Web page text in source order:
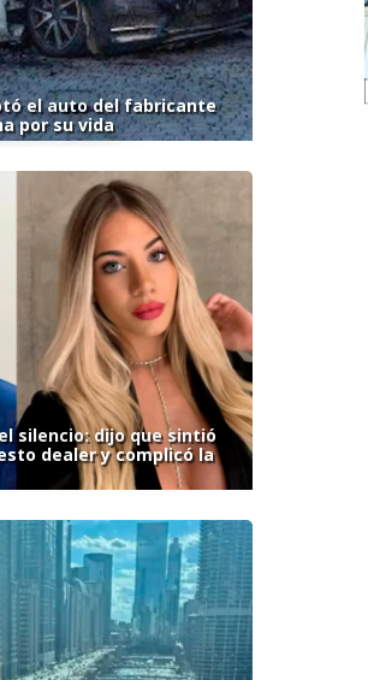
el auto del fabricante
por su vida
silencio: dijo que sintió
dealer y complicó la